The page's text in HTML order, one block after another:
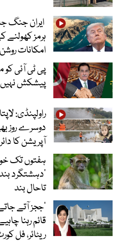
ایران جنگ جلد ختم ہو جائے
ہرمز کھولنے کے عبوری
امکانات روشن، صدر ٹرمپ کا
پی ٹی آئی کو مذاکرات کی کوئی
پیشکش نہیں کی، اسپیکر ایاز
راولپنڈی: لاپتا 6 سالہ
دوسرے روز بھی جاری، نالہ لئی
آپریشن کا دائرہ وسیع
ہفتوں تک خوف کی علامت بنا
‘دہشتگرد بندر’ بالآخر پکڑا گیا،
تاحال بند
’ججز آتے جاتے رہتے ہیں،
قائم رہنا چاہیے‘، جسٹس مسرت
ریٹائر، فل کورٹ ریفرنس میں